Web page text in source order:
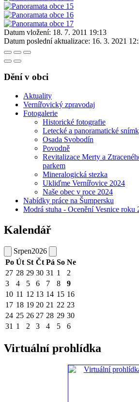
Datum vložení: 18. 7. 2011 19:13
Datum poslední aktualizace: 16. 3. 2021
Dění v obci
Aktuality
Vernířovický zpravodaj
Fotogalerie
Historické fotografie
Letecké a panoramatické
Osada Svobodín
Povodně
Revitalizace Merty a
parkem
Mineralogická stezka
Ukliďme Vernířovice 2024
Naše obec v roce 2024
Nabídky práce na Šumpersku
Modrá stuha - Ocenění Vesnice roku
Kalendář
Srpen2026
Po Út St Čt Pá So Ne
27 28 29 30 31 1
2
3
4 5 6 7 8
9
10 11 12 13 14 15 16
17 18 19 20 21 22 23
24 25 26 27 28 29 30
31 1 2 3 4 5 6
Virtuální prohlídka